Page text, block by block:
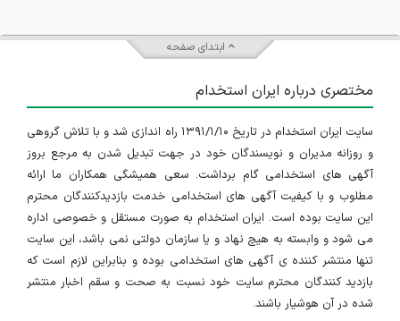
ابتدای صفحه
مختصری درباره ایران استخدام
سایت ایران استخدام در تاریخ ۱۳۹۱/۱/۱۰ راه اندازی شد و با تلاش گروهی
و روزانه مدیران و نویسندگان خود در جهت تبدیل شدن به مرجع بروز
آگهی های استخدامی گام برداشت. سعی همیشگی همکاران ما ارائه
مطلوب و با کیفیت آگهی های استخدامی خدمت بازدیدکنندگان محترم
این سایت بوده است. ایران استخدام به صورت مستقل و خصوصی اداره
می شود و وابسته به هیچ نهاد و یا سازمان دولتی نمی باشد، این سایت
تنها منتشر کننده ی آگهی های استخدامی بوده و بنابراین لازم است که
بازدید کنندگان محترم سایت خود نسبت به صحت و سقم اخبار منتشر
شده در آن هوشیار باشند.